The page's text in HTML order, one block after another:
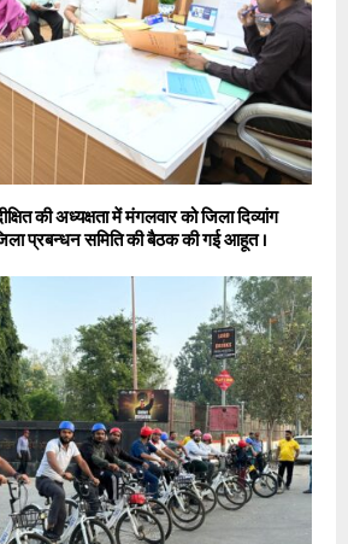
की अध्यक्षता में मंगलवार को जिला दिव्यांग
प्रबन्धन समिति की बैठक की गई आहूत ।